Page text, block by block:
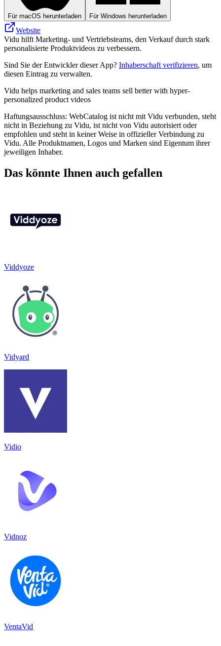
Für macOS herunterladen Für Windows herunterladen
Website
Vidu hilft Marketing- und Vertriebsteams, den Verkauf durch stark
personalisierte Produktvideos zu verbessern.
Sind Sie der Entwickler dieser App? Inhaberschaft verifizieren, um
diesen Eintrag zu verwalten.
Vidu helps marketing and sales teams sell better with hyper-
personalized product videos
Haftungsausschluss: WebCatalog ist nicht mit Vidu verbunden, steht
nicht in Beziehung zu Vidu, ist nicht von Vidu autorisiert oder
empfohlen und steht in keiner Weise in offizieller Verbindung zu
Vidu. Alle Produktnamen, Logos und Marken sind Eigentum ihrer
jeweiligen Inhaber.
Das könnte Ihnen auch gefallen
Viddyoze
Vidyard
Vidio
Vidnoz
VentaVid